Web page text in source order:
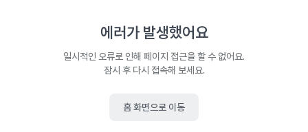
에러가 발생했어요
일시적인 오류로 인해 페이지 접근을 할 수 없어요.
잠시 후 다시 접속해 보세요.
홈 화면으로 이동